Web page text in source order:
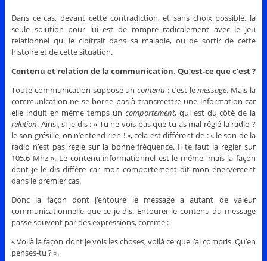
Dans ce cas, devant cette contradiction, et sans choix possible, la
seule solution pour lui est de rompre radicalement avec le jeu
relationnel qui le cloîtrait dans sa maladie, ou de sortir de cette
histoire et de cette situation.
Contenu et relation de la communication. Qu’est-ce que c’est ?
Toute communication suppose uncontenu : c’est lemessage. Mais la
communication ne se borne pas à transmettre une information car
elle induit en même temps un comportement, qui est du côté de la
relation. Ainsi, si je dis : « Tu ne vois pas que tu as mal réglé la radio ?
le son grésille, on n’entend rien ! », cela est différent de : « le son de la
radio n’est pas réglé sur la bonne fréquence. Il te faut la régler sur
105.6 Mhz ». Le contenu informationnel est le même, mais la façon
dont je le dis diffère car mon comportement dit mon énervement
dans le premier cas.
Donc la façon dont j’entoure le message a autant de valeur
communicationnelle que ce je dis. Entourer le contenu du message
passe souvent par des expressions, comme :
« Voilà la façon dont je vois les choses, voilà ce que j’ai compris. Qu’en
penses-tu ? ».